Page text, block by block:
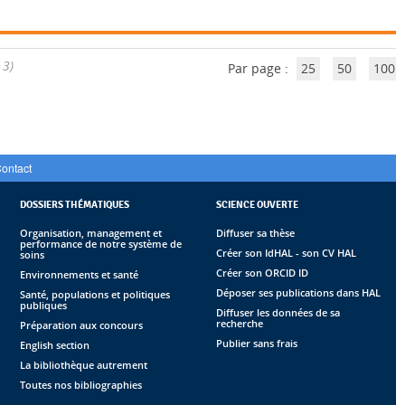
Par page : 25 50 100
DOSSIERS THÉMATIQUES
Organisation, management et
performance de notre système de
soins
Environnements et santé
Santé, populations et politiques
publiques
Préparation aux concours
English section
La bibliothèque autrement
Toutes nos bibliographies
SCIENCE OUVERTE
Diffuser sa thèse
Créer son IdHAL - son CV HAL
Créer son ORCID ID
Déposer ses publications dans HAL
Diffuser les données de sa
recherche
Publier sans frais